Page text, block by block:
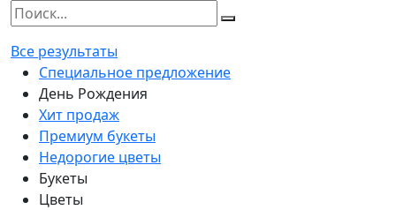
Все результаты
Специальное предложение
День Рождения
Хит продаж
Премиум букеты
Недорогие цветы
Букеты
Цветы